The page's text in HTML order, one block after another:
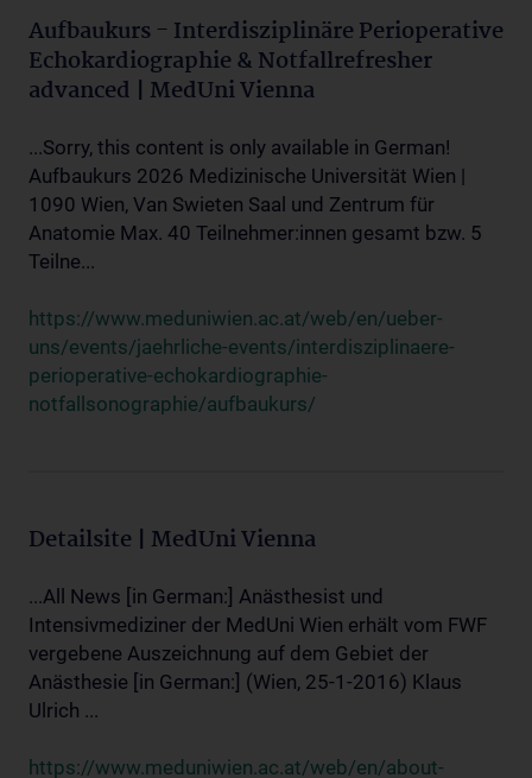
Aufbaukurs - Interdisziplinäre Perioperative
Echokardiographie & Notfallrefresher
advanced | MedUni Vienna
...Sorry, this content is only available in German!
Aufbaukurs 2026 Medizinische Universität Wien |
1090 Wien, Van Swieten Saal und Zentrum für
Anatomie Max. 40 Teilnehmer:innen gesamt bzw. 5
Teilne...
https://www.meduniwien.ac.at/web/en/ueber-
uns/events/jaehrliche-events/interdisziplinaere-
perioperative-echokardiographie-
notfallsonographie/aufbaukurs/
Detailsite | MedUni Vienna
...All News [in German:] Anästhesist und
Intensivmediziner der MedUni Wien erhält vom FWF
vergebene Auszeichnung auf dem Gebiet der
Anästhesie [in German:] (Wien, 25-1-2016) Klaus
Ulrich ...
https://www.meduniwien.ac.at/web/en/about-